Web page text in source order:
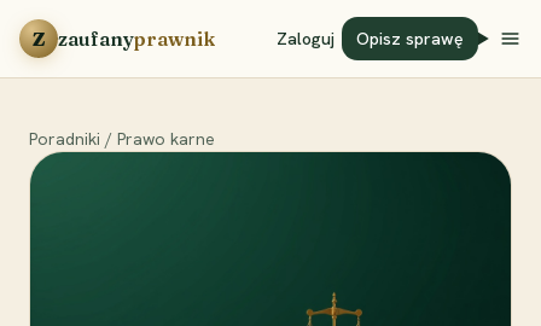
Przejdź do treści
Z zaufanyprawnik Zaloguj Opisz sprawę
Poradniki / Prawo karne